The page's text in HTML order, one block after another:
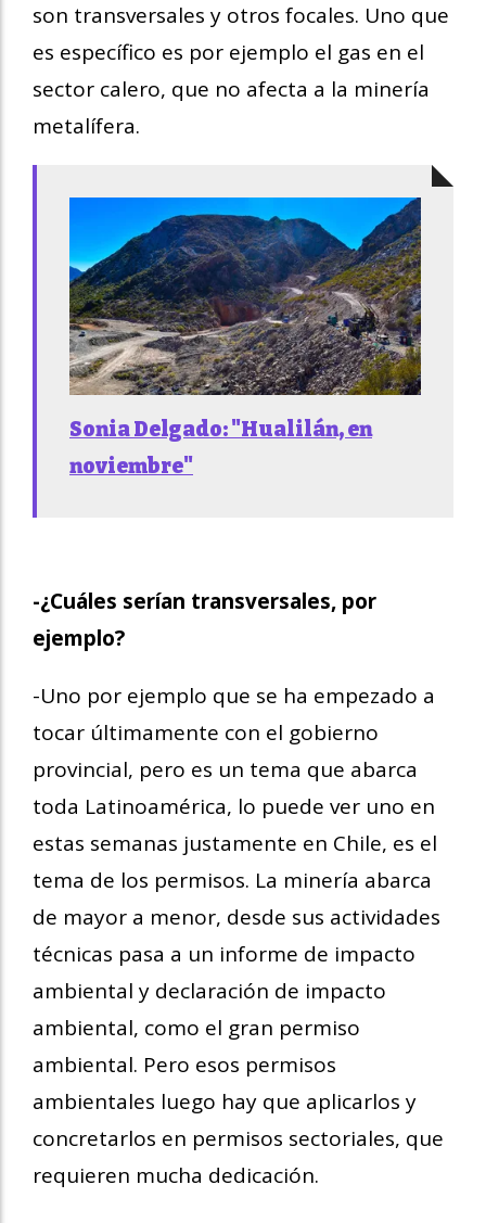
son transversales y otros focales. Uno que
es específico es por ejemplo el gas en el
sector calero, que no afecta a la minería
metalífera.
Sonia Delgado: "Hualilán, en
noviembre"
-¿Cuáles serían transversales, por
ejemplo?
-Uno por ejemplo que se ha empezado a
tocar últimamente con el gobierno
provincial, pero es un tema que abarca
toda Latinoamérica, lo puede ver uno en
estas semanas justamente en Chile, es el
tema de los permisos. La minería abarca
de mayor a menor, desde sus actividades
técnicas pasa a un informe de impacto
ambiental y declaración de impacto
ambiental, como el gran permiso
ambiental. Pero esos permisos
ambientales luego hay que aplicarlos y
concretarlos en permisos sectoriales, que
requieren mucha dedicación.